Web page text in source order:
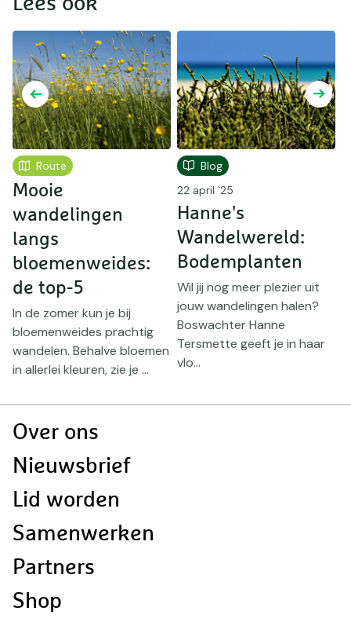
Route
Mooie
wandelingen
langs
bloemenweides:
de top-5
In de zomer kun je bij
bloemenweides prachtig
wandelen. Behalve bloemen
in allerlei kleuren, zie je ...
Blog
22 april `25
Hanne's
Wandelwereld:
Bodemplanten
Wil jij nog meer plezier uit
jouw wandelingen halen?
Boswachter Hanne
Tersmette geeft je in haar
vlo...
Doormat
Over ons
Nieuwsbrief
Lid worden
Samenwerken
Partners
Shop